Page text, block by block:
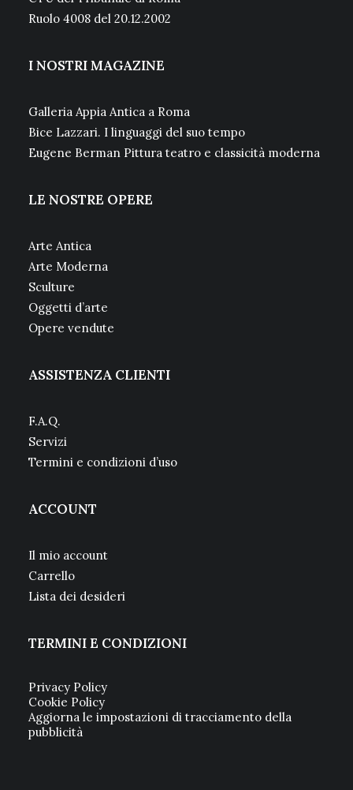
Ruolo 4008 del 20.12.2002
I NOSTRI MAGAZINE
Galleria Appia Antica a Roma
Bice Lazzari. I linguaggi del suo tempo
Eugene Berman Pittura teatro e classicità moderna
LE NOSTRE OPERE
Arte Antica
Arte Moderna
Sculture
Oggetti d’arte
Opere vendute
ASSISTENZA CLIENTI
F.A.Q.
Servizi
Termini e condizioni d’uso
ACCOUNT
Il mio account
Carrello
Lista dei desideri
TERMINI E CONDIZIONI
Privacy Policy
Cookie Policy
Aggiorna le impostazioni di tracciamento della
pubblicità